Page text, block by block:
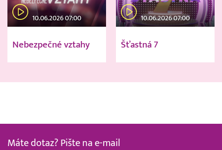
10.06.2026 07:00
Nebezpečné vztahy
10.06.2026 07:00
Šťastná 7
Máte dotaz? Pište na e-mail